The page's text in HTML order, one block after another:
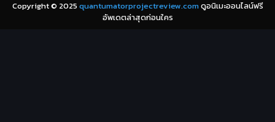
Coming-of-Age ก้าวผ่านวัย(6)
Copyright © 2025 quantumatorprojectreview.comดูอนิเมะออนไลน์ฟรี
อัพเดตล่าสุดก่อนใคร